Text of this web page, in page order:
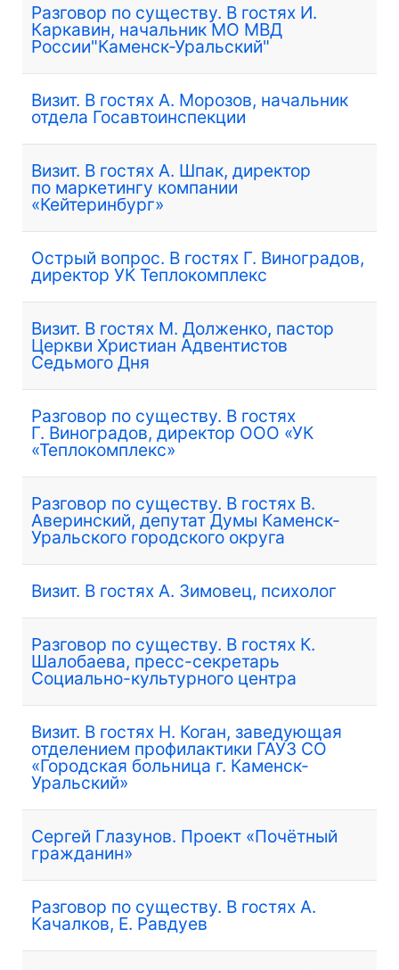
Разговор по существу. В гостях И.
Каркавин, начальник МО МВД
России"Каменск-Уральский"
Визит. В гостях А. Морозов, начальник
отдела Госавтоинспекции
Визит. В гостях А. Шпак, директор
по маркетингу компании
«Кейтеринбург»
Острый вопрос. В гостях Г. Виноградов,
директор УК Теплокомплекс
Визит. В гостях М. Долженко, пастор
Церкви Христиан Адвентистов
Седьмого Дня
Разговор по существу. В гостях
Г. Виноградов, директор ООО «УК
«Теплокомплекс»
Разговор по существу. В гостях В.
Аверинский, депутат Думы Каменск-
Уральского городского округа
Визит. В гостях А. Зимовец, психолог
Разговор по существу. В гостях К.
Шалобаева, пресс-секретарь
Социально-культурного центра
Визит. В гостях Н. Коган, заведующая
отделением профилактики ГАУЗ СО
«Городская больница г. Каменск-
Уральский»
Сергей Глазунов. Проект «Почётный
гражданин»
Разговор по существу. В гостях А.
Качалков, Е. Равдуев